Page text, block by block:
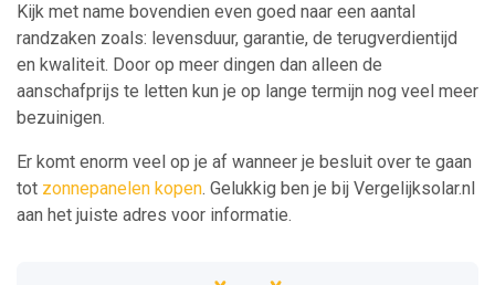
Kijk met name bovendien even goed naar een aantal
randzaken zoals: levensduur, garantie, de terugverdientijd
en kwaliteit. Door op meer dingen dan alleen de
aanschafprijs te letten kun je op lange termijn nog veel meer
bezuinigen.
Er komt enorm veel op je af wanneer je besluit over te gaan
tot zonnepanelen kopen. Gelukkig ben je bij Vergelijksolar.nl
aan het juiste adres voor informatie.